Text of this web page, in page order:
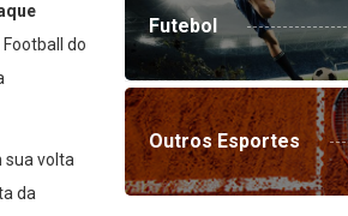
do
sua volta
da
Futebol
Outros Esportes